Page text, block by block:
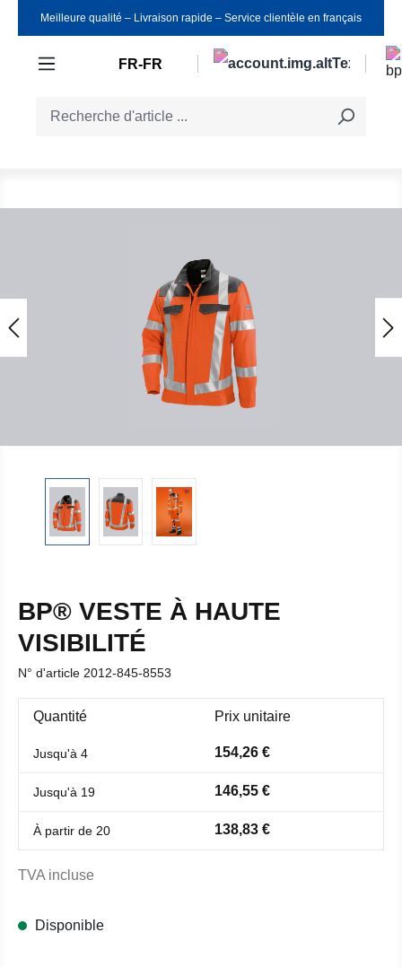
Passer au contenu principal
Meilleure qualité ‒ Livraison rapide ‒ Service clientèle en français
FR-FR
BP® VESTE À HAUTE
VISIBILITÉ
N° d'article 2012-845-8553
Quantité Prix unitaire
Jusqu'à 4 154,26 €
Jusqu'à 19 146,55 €
À partir de 20 138,83 €
TVA incluse
Disponible